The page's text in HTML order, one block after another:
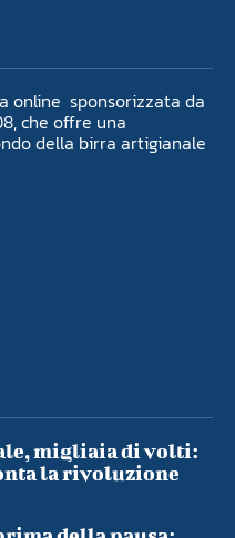
online sponsorizzata da
che offre una
della birra artigianale
migliaia di volti:
la rivoluzione